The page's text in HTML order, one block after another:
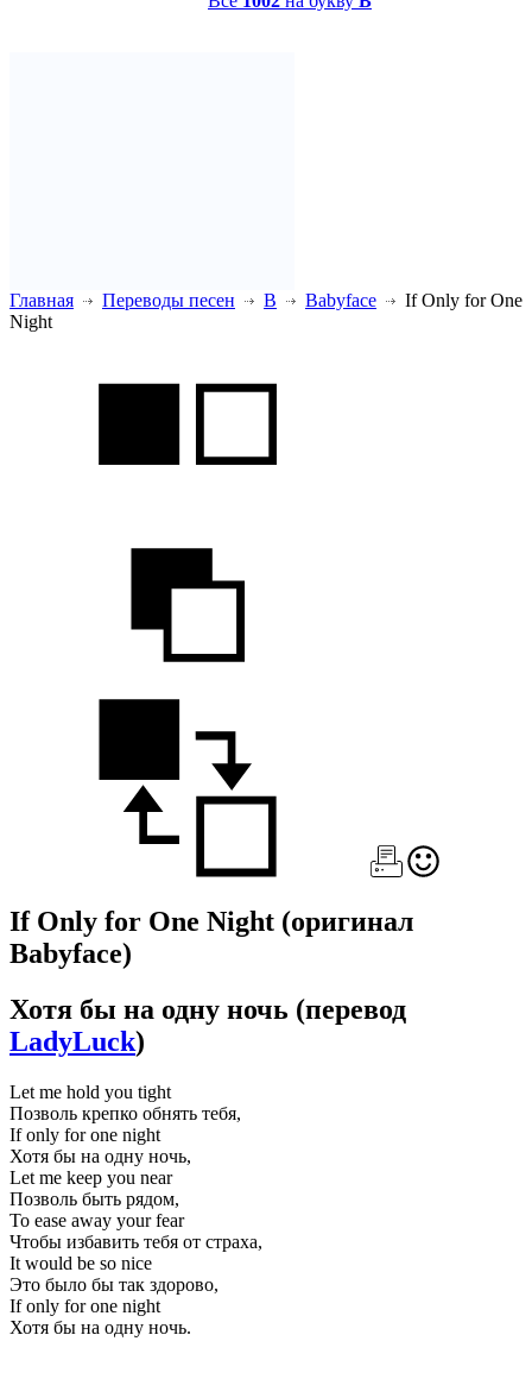
Главная Переводы песен B Babyface
If Only for One
Night
If Only for One Night (оригинал
Babyface)
Хотя бы на одну ночь (перевод
LadyLuck)
Let me hold you tight
Позволь крепко обнять тебя,
If only for one night
Хотя бы на одну ночь,
Let me keep you near
Позволь быть рядом,
To ease away your fear
Чтобы избавить тебя от страха,
It would be so nice
Это было бы так здорово,
If only for one night
Хотя бы на одну ночь.